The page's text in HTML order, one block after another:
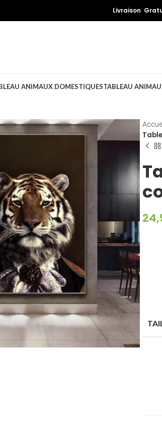
Livraison
ANIMAUX DOMESTIQUESTABLEAU